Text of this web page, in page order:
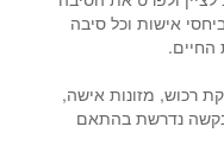
אישות וכל סיבה
החיים.
רכוש, מזונות אישה,
בקשה נדרשת בהתאם